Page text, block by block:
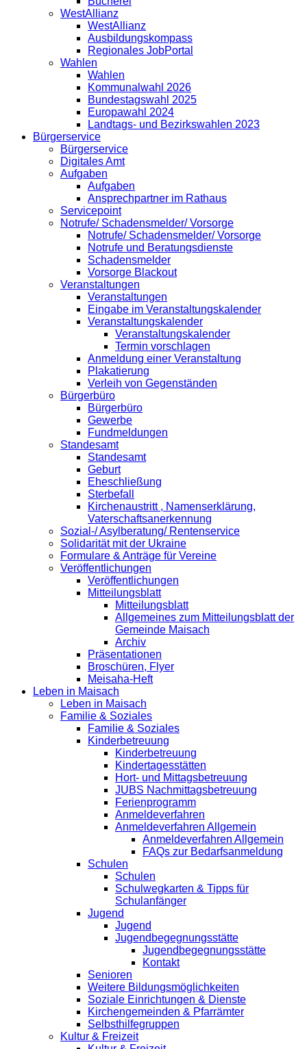
WestAllianz
WestAllianz
Ausbildungskompass
Regionales JobPortal
Wahlen
Wahlen
Kommunalwahl 2026
Bundestagswahl 2025
Europawahl 2024
Landtags- und Bezirkswahlen 2023
Bürgerservice
Bürgerservice
Digitales Amt
Aufgaben
Aufgaben
Ansprechpartner im Rathaus
Servicepoint
Notrufe/ Schadensmelder/ Vorsorge
Notrufe/ Schadensmelder/ Vorsorge
Notrufe und Beratungsdienste
Schadensmelder
Vorsorge Blackout
Veranstaltungen
Veranstaltungen
Eingabe im Veranstaltungskalender
Veranstaltungskalender
Veranstaltungskalender
Termin vorschlagen
Anmeldung einer Veranstaltung
Plakatierung
Verleih von Gegenständen
Bürgerbüro
Bürgerbüro
Gewerbe
Fundmeldungen
Standesamt
Standesamt
Geburt
Eheschließung
Sterbefall
Kirchenaustritt , Namenserklärung,
Vaterschaftsanerkennung
Sozial-/ Asylberatung/ Rentenservice
Solidarität mit der Ukraine
Formulare & Anträge für Vereine
Veröffentlichungen
Veröffentlichungen
Mitteilungsblatt
Mitteilungsblatt
Allgemeines zum Mitteilungsblatt der
Gemeinde Maisach
Archiv
Präsentationen
Broschüren, Flyer
Meisaha-Heft
Leben in Maisach
Leben in Maisach
Familie & Soziales
Familie & Soziales
Kinderbetreuung
Kinderbetreuung
Kindertagesstätten
Hort- und Mittagsbetreuung
JUBS Nachmittagsbetreuung
Ferienprogramm
Anmeldeverfahren
Anmeldeverfahren Allgemein
Anmeldeverfahren Allgemein
FAQs zur Bedarfsanmeldung
Schulen
Schulen
Schulwegkarten & Tipps für
Schulanfänger
Jugend
Jugend
Jugendbegegnungsstätte
Jugendbegegnungsstätte
Kontakt
Senioren
Weitere Bildungsmöglichkeiten
Soziale Einrichtungen & Dienste
Kirchengemeinden & Pfarrämter
Selbsthilfegruppen
Kultur & Freizeit